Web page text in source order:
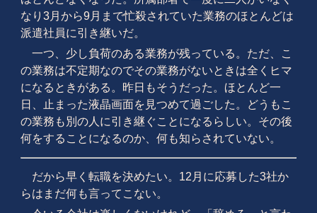
なり3月から9月まで忙殺されていた業務のほとんどは
派遣社員に引き継いだ。
一つ、少し負荷のある業務が残っている。ただ、こ
の業務は不定期なのでその業務がないときは全くヒマ
になるときがある。昨日もそうだった。ほとんど一
日、止まった液晶画面を見つめて過ごした。どうもこ
の業務も別の人に引き継ぐことになるらしい。その後
何をすることになるのか、何も知らされていない。
だから早く転職を決めたい。12月に応募した3社か
らはまだ何も言ってこない。